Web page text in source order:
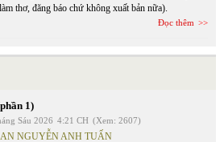
thơ, đăng báo chứ không xuất bản nữa).
Đọc thêm
1)
Sáu 2026 4:21 CH (Xem: 2607)
NGUYỄN ANH TUẤN